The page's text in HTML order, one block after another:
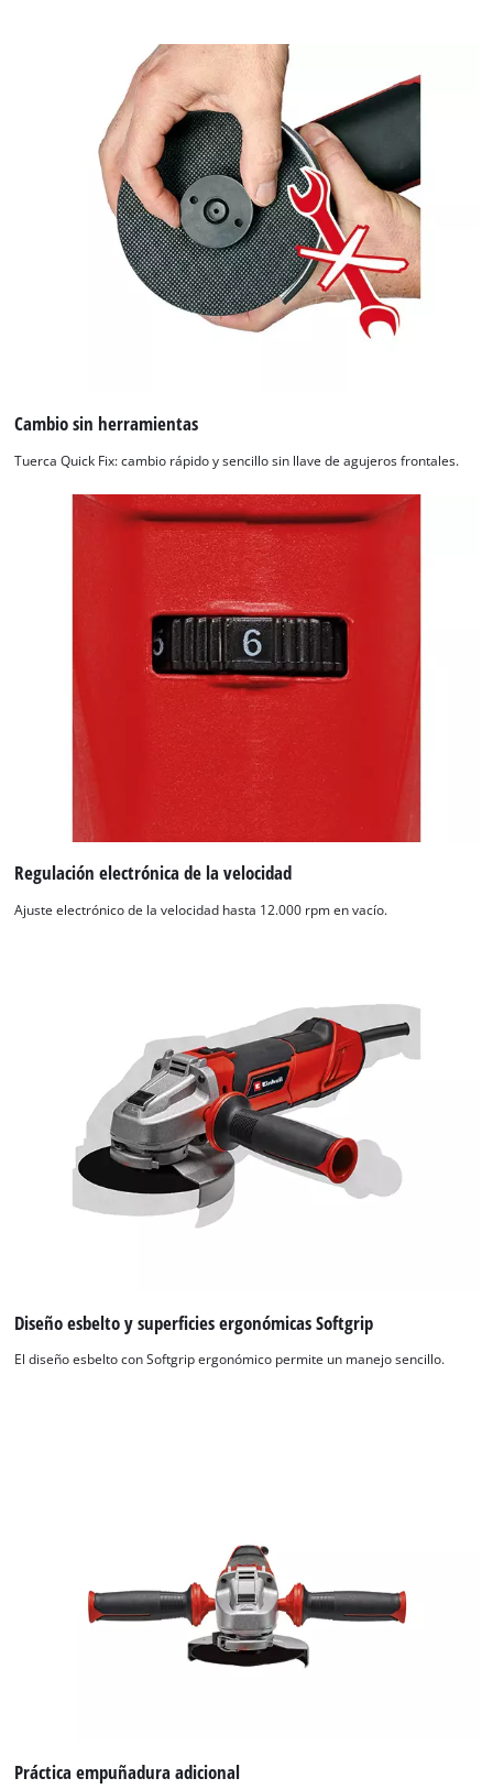
Cambio sin herramientas
Tuerca Quick Fix: cambio rápido y sencillo sin llave de agujeros frontales.
Regulación electrónica de la velocidad
Ajuste electrónico de la velocidad hasta 12.000 rpm en vacío.
Diseño esbelto y superficies ergonómicas Softgrip
El diseño esbelto con Softgrip ergonómico permite un manejo sencillo.
Práctica empuñadura adicional